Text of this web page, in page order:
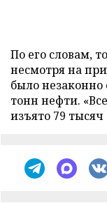
По его словам,
несмотря на
было незаконно
тонн нефти.
изъято 79